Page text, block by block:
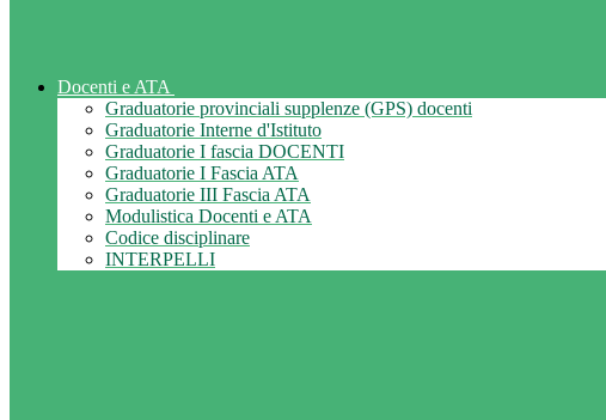
Docenti e ATA
Graduatorie provinciali supplenze (GPS) docenti
Graduatorie Interne d'Istituto
Graduatorie I fascia DOCENTI
Graduatorie I Fascia ATA
Graduatorie III Fascia ATA
Modulistica Docenti e ATA
Codice disciplinare
INTERPELLI